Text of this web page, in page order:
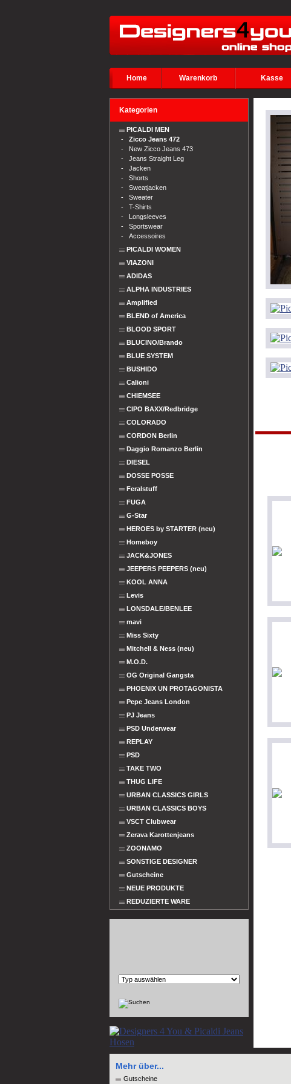
Home Warenkorb Kasse
Kategorien
PICALDI MEN
- Zicco Jeans 472
- New Zicco Jeans 473
- Jeans Straight Leg
- Jacken
- Shorts
- Sweatjacken
- Sweater
- T-Shirts
- Longsleeves
- Sportswear
- Accessoires
PICALDI WOMEN
VIAZONI
ADIDAS
ALPHA INDUSTRIES
Amplified
BLEND of America
BLOOD SPORT
BLUCINO/Brando
BLUE SYSTEM
BUSHIDO
Calioni
CHIEMSEE
CIPO BAXX/Redbridge
COLORADO
CORDON Berlin
Daggio Romanzo Berlin
DIESEL
DOSSE POSSE
Feralstuff
FUGA
G-Star
HEROES by STARTER (neu)
Homeboy
JACK&JONES
JEEPERS PEEPERS (neu)
KOOL ANNA
Levis
LONSDALE/BENLEE
mavi
Miss Sixty
Mitchell & Ness (neu)
M.O.D.
OG Original Gangsta
PHOENIX UN PROTAGONISTA
Pepe Jeans London
PJ Jeans
PSD Underwear
REPLAY
PSD
TAKE TWO
THUG LIFE
URBAN CLASSICS GIRLS
URBAN CLASSICS BOYS
VSCT Clubwear
Zerava Karottenjeans
ZOONAMO
SONSTIGE DESIGNER
Gutscheine
NEUE PRODUKTE
REDUZIERTE WARE
Mehr über...
Gutscheine